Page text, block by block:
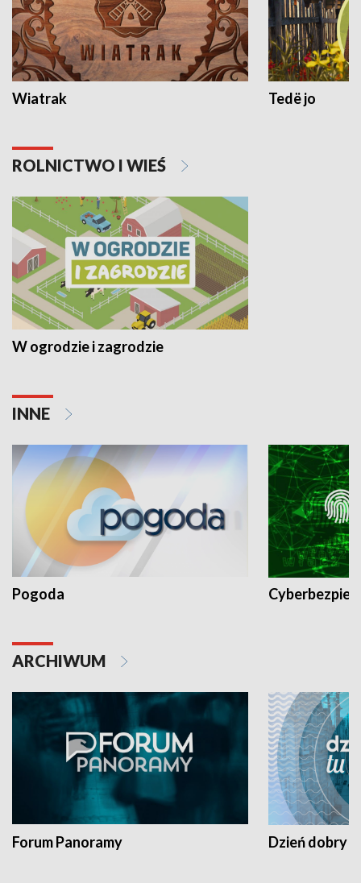
Wiatrak Tedë jo
ROLNICTWO I WIEŚ
W ogrodzie i zagrodzie
INNE
Pogoda
ARCHIWUM
Forum Panoramy Dzień dobry